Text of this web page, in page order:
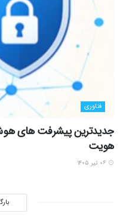
فناوری
جدیدترین پیشرفت های
هویت